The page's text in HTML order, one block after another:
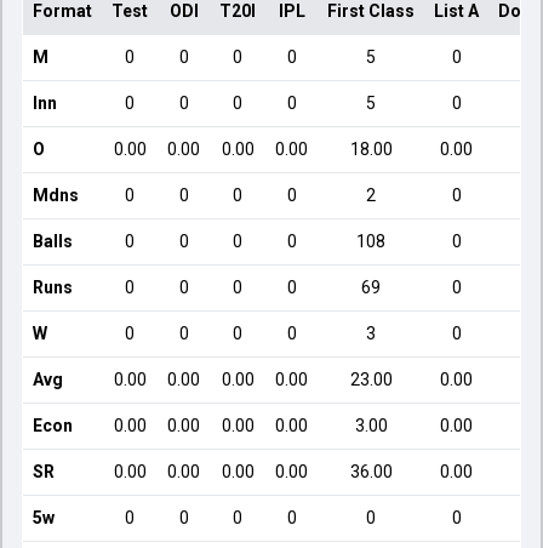
Format Test ODI T20I IPL First Class List A
M 0 0 0 0 5 0
Inn 0 0 0 0 5 0
O 0.00 0.00 0.00 0.00 18.00 0.00
Mdns 0 0 0 0 2 0
Balls 0 0 0 0 108 0
Runs 0 0 0 0 69 0
W 0 0 0 0 3 0
Avg 0.00 0.00 0.00 0.00 23.00 0.00
Econ 0.00 0.00 0.00 0.00 3.00 0.00
SR 0.00 0.00 0.00 0.00 36.00 0.00
5w 0 0 0 0 0 0